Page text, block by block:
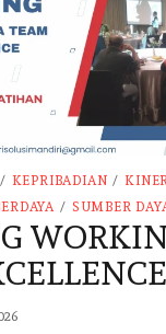
/ KEPRIBADIAN /
/ SUMBER